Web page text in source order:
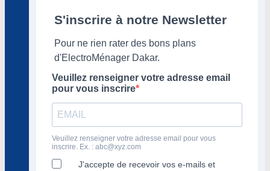
S'inscrire à notre Newsletter
Pour ne rien rater des bons plans
d'ElectroMénager Dakar.
Veuillez renseigner votre adresse email
pour vous inscrire
Veuillez renseigner votre adresse email pour vous
inscrire. Ex. : abc@xyz.com
J'accepte de recevoir vos e-mails et